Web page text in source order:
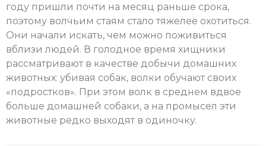
году пришли почти на месяц раньше срока,
поэтому волчьим стаям стало тяжелее охотиться.
Они начали искать, чем можно поживиться
вблизи людей. В голодное время хищники
рассматривают в качестве добычи домашних
животных: убивая собак, волки обучают своих
«подростков». При этом волк в среднем вдвое
больше домашней собаки, а на промысел эти
животные редко выходят в одиночку.